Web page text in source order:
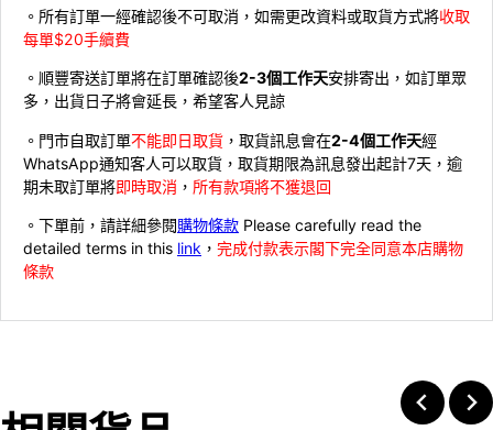
。所有訂單一經確認後不可取消，如需更改資料或取貨方式將收取
每單$20手續費
。順豐寄送訂單將在訂單確認後2-3個工作天安排寄出，如訂單眾
多，出貨日子將會延長，希望客人見諒
。門市自取訂單不能即日取貨 ，取貨訊息會在2-4個工作天經
WhatsApp通知客人可以取貨，取貨期限為訊息發出起計7天，逾
期未取訂單將即時取消 ， 所有款項將不獲退回
。下單前，請詳細參閱購物條款 Please carefully read the
detailed terms in this link ， 完成付款表示閣下完全同意本店購物
條款